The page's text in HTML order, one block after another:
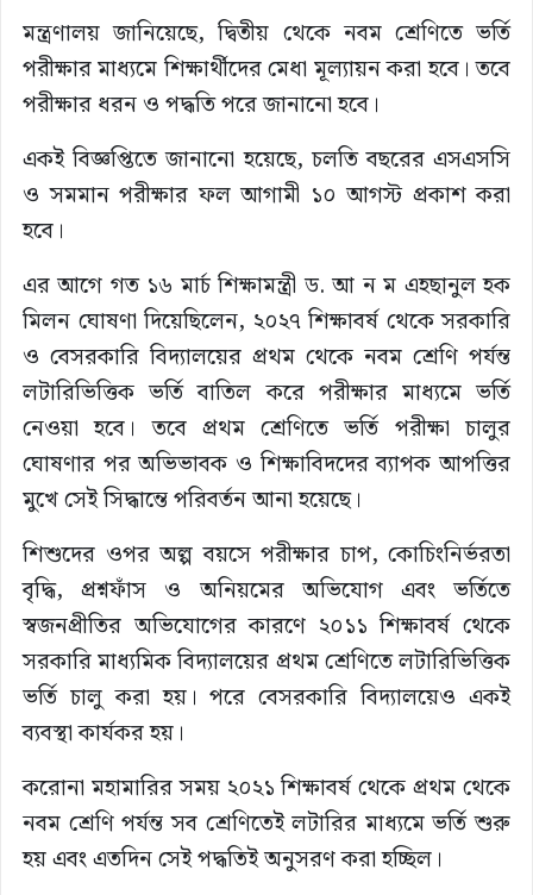
মন্ত্রণালয় জানিয়েছে, দ্বিতীয় থেকে নবম শ্রেণিতে ভর্তি
পরীক্ষার মাধ্যমে শিক্ষার্থীদের মেধা মূল্যায়ন করা হবে। তবে
পরীক্ষার ধরন ও পদ্ধতি পরে জানানো হবে।
একই বিজ্ঞপ্তিতে জানানো হয়েছে, চলতি বছরের এসএসসি
ও সমমান পরীক্ষার ফল আগামী ১০ আগস্ট প্রকাশ করা
হবে।
এর আগে গত ১৬ মার্চ শিক্ষামন্ত্রী ড. আ ন ম এহছানুল হক
মিলন ঘোষণা দিয়েছিলেন, ২০২৭ শিক্ষাবর্ষ থেকে সরকারি
ও বেসরকারি বিদ্যালয়ের প্রথম থেকে নবম শ্রেণি পর্যন্ত
লটারিভিত্তিক ভর্তি বাতিল করে পরীক্ষার মাধ্যমে ভর্তি
নেওয়া হবে। তবে প্রথম শ্রেণিতে ভর্তি পরীক্ষা চালুর
ঘোষণার পর অভিভাবক ও শিক্ষাবিদদের ব্যাপক আপত্তির
মুখে সেই সিদ্ধান্তে পরিবর্তন আনা হয়েছে।
শিশুদের ওপর অল্প বয়সে পরীক্ষার চাপ, কোচিংনির্ভরতা
বৃদ্ধি, প্রশ্নফাঁস ও অনিয়মের অভিযোগ এবং ভর্তিতে
স্বজনপ্রীতির অভিযোগের কারণে ২০১১ শিক্ষাবর্ষ থেকে
সরকারি মাধ্যমিক বিদ্যালয়ের প্রথম শ্রেণিতে লটারিভিত্তিক
ভর্তি চালু করা হয়। পরে বেসরকারি বিদ্যালয়েও একই
ব্যবস্থা কার্যকর হয়।
করোনা মহামারির সময় ২০২১ শিক্ষাবর্ষ থেকে প্রথম থেকে
নবম শ্রেণি পর্যন্ত সব শ্রেণিতেই লটারির মাধ্যমে ভর্তি শুরু
হয় এবং এতদিন সেই পদ্ধতিই অনুসরণ করা হচ্ছিল।